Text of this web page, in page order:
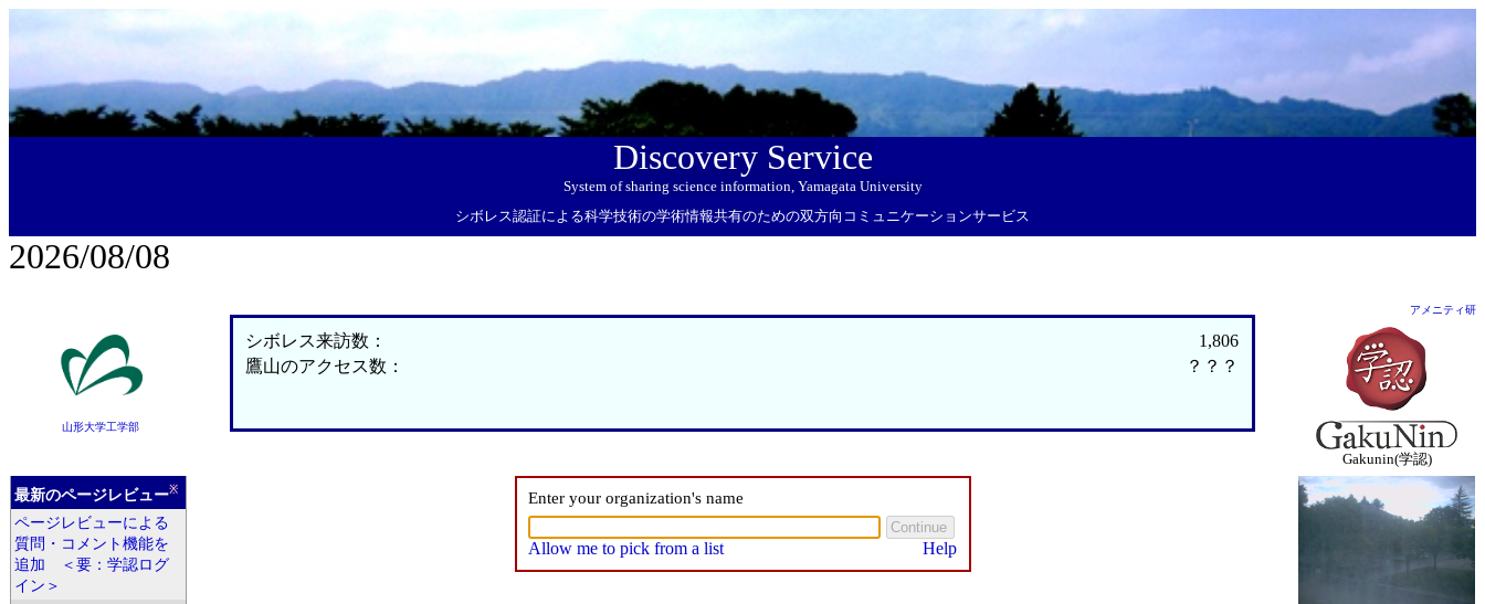
Discovery Service
System of sharing science information, Yamagata University
シボレス認証による科学技術の学術情報共有のための双方向コミュニケーションサービス
2026/08/08
アメニティ研
山形大学工学部
シボレス来訪数：
1,806
鷹山のアクセス数：
？？？
Gakunin(学認)
最新のページレビュー※
ページレビューによる
質問・コメント機能を
追加 ＜要：学認ログ
イン＞
Enter your organization's name
Allow me to pick from a list Help